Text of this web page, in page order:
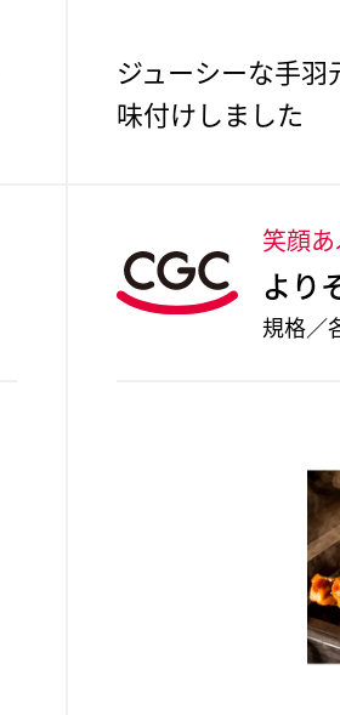
ジューシーな手
味付けしました
笑顔
より
規格／